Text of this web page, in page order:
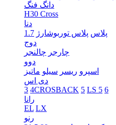
دانگ فنگ
H30 Cross
دنا
پلاس پلاس توربوشارژ 1.7
دوج
چارجر چالنجر
دوو
اسپرو ریسر سیلو ماتیز
دی اس
3 4CROSBACK 5 LS 5 6
رانا
EL LX
رنو